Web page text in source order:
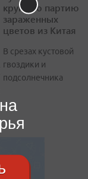
крупную партию
зараженных
цветов из Китая
В срезах кустовой
гвоздики и
подсолнечника